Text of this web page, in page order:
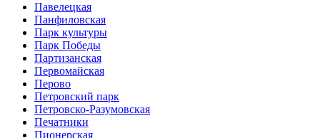
Павелецкая
Панфиловская
Парк культуры
Парк Победы
Партизанская
Первомайская
Перово
Петровский парк
Петровско-Разумовская
Печатники
Пионерская